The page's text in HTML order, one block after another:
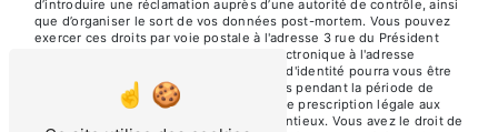
d’introduire une réclamation auprès d’une autorité de contrôle, ainsi
que d’organiser le sort de vos données post-mortem. Vous pouvez
exercer ces droits par voie postale à l'adresse 3 rue du Président
Allende 59185 Provin ou par courrier électronique à l'adresse
bergironnicolas@yahoo.fr. Un justificatif d'identité pourra vous être
demandé. Nous conservons vos données pendant la période de
prise de contact puis pendant la durée de prescription légale aux
fins probatoires et de gestion des contentieux. Vous avez le droit de